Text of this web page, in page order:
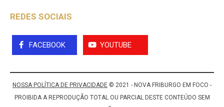
REDES SOCIAIS
FACEBOOK YOUTUBE
NOSSA POLÍTICA DE PRIVACIDADE © 2021 - NOVA FRIBURGO EM FOCO -
PROIBIDA A REPRODUÇÃO TOTAL OU PARCIAL DESTE CONTEÚDO SEM